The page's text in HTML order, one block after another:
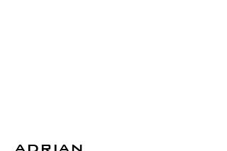
ADRIAN